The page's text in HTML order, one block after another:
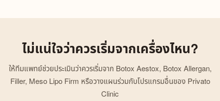
ไม่แน่ใจว่าควรเริ่มจากเครื่องไหน?
ให้ทีมแพทย์ช่วยประเมินว่าควรเริ่มจาก Botox Aestox, Botox Allergan,
Filler, Meso Lipo Firm หรือวางแผนร่วมกับโปรแกรมอื่นของ Privato
Clinic